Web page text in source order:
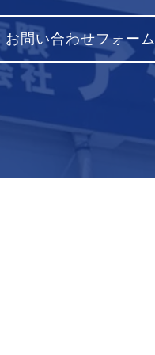
お問い合わせフォーム